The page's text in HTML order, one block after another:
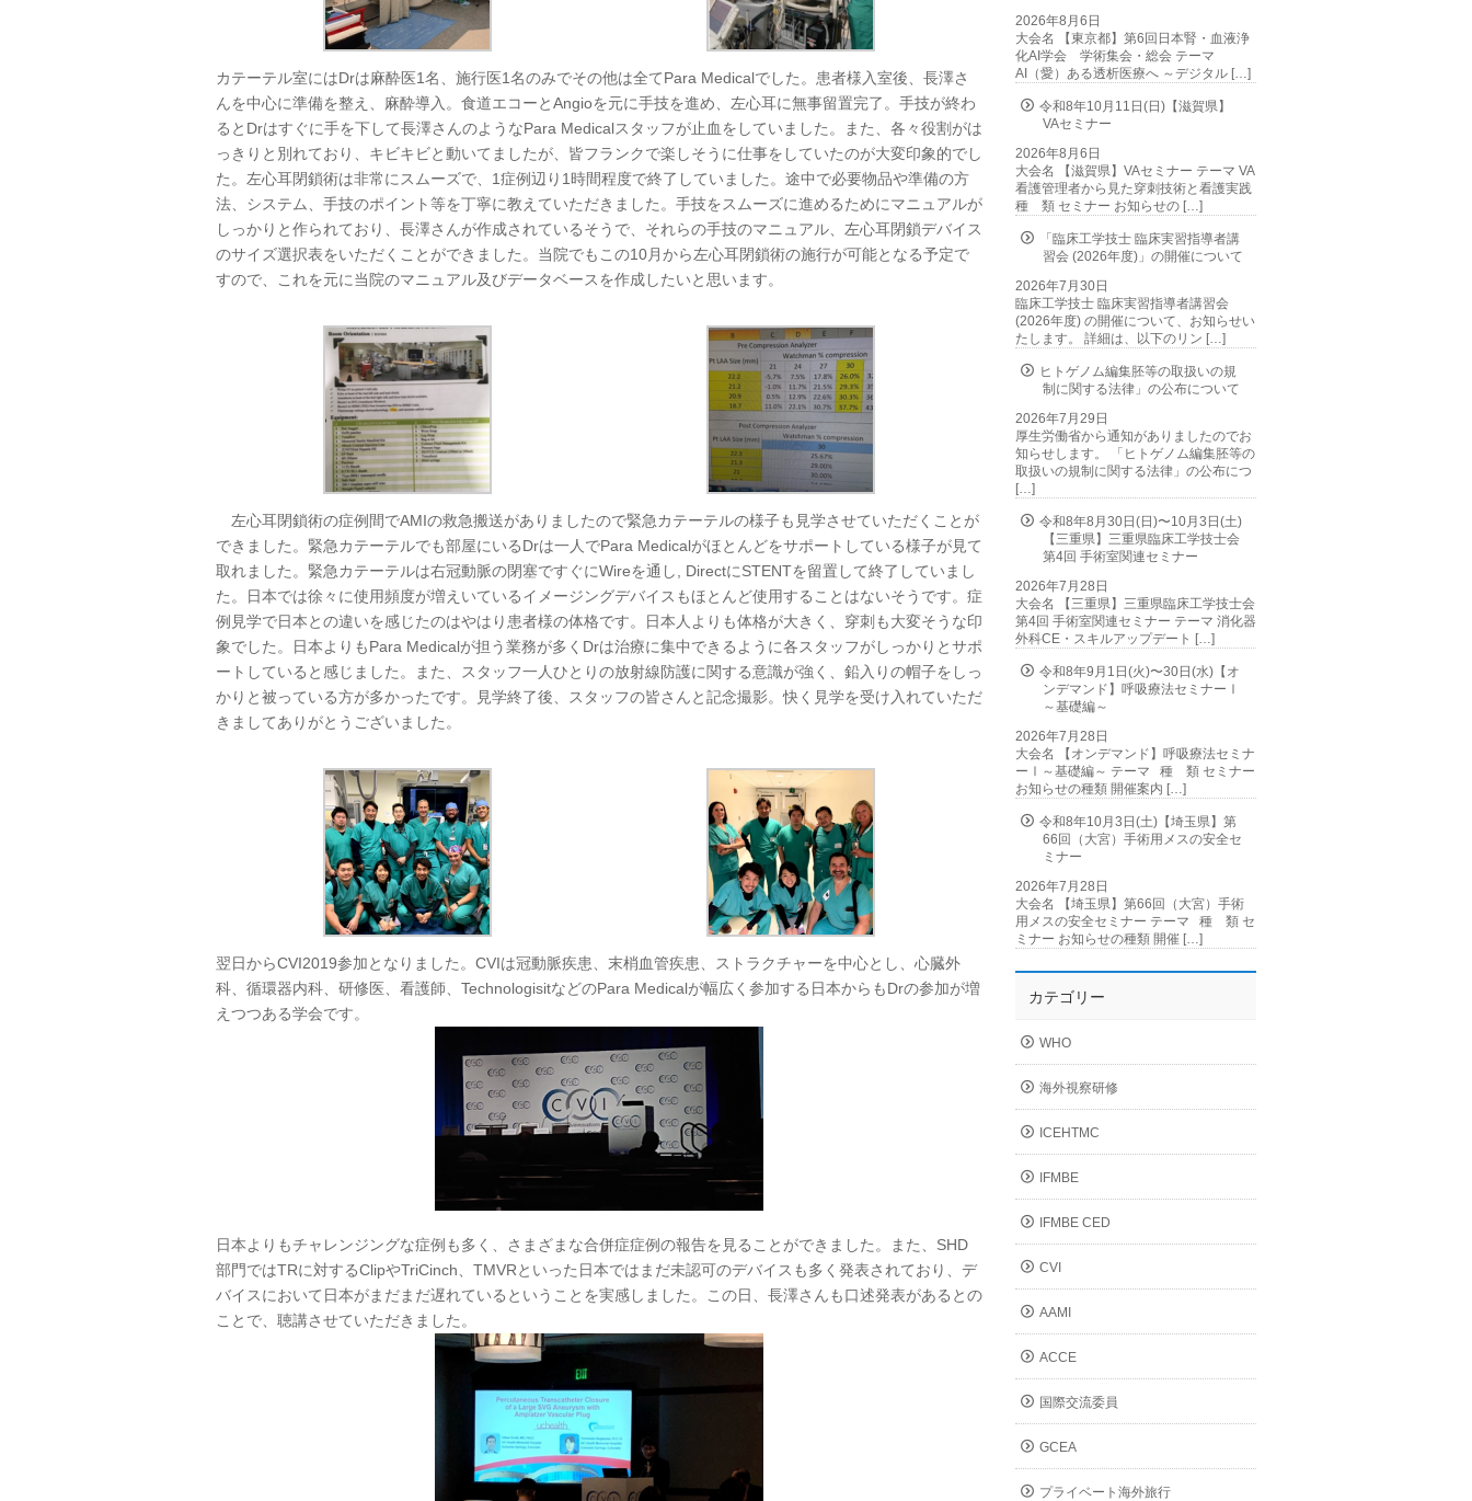
カテーテル室にはDrは麻酔医1名、施行医1名のみでその他は全てPara Medicalでした。患者様入室後、長澤さ
んを中心に準備を整え、麻酔導入。食道エコーとAngioを元に手技を進め、左心耳に無事留置完了。手技が終わ
るとDrはすぐに手を下して長澤さんのようなPara Medicalスタッフが止血をしていました。また、各々役割がは
っきりと別れており、キビキビと動いてましたが、皆フランクで楽しそうに仕事をしていたのが大変印象的でし
た。左心耳閉鎖術は非常にスムーズで、1症例辺り1時間程度で終了していました。途中で必要物品や準備の方
法、システム、手技のポイント等を丁寧に教えていただきました。手技をスムーズに進めるためにマニュアルが
しっかりと作られており、長澤さんが作成されているそうで、それらの手技のマニュアル、左心耳閉鎖デバイス
のサイズ選択表をいただくことができました。当院でもこの10月から左心耳閉鎖術の施行が可能となる予定で
すので、これを元に当院のマニュアル及びデータベースを作成したいと思います。
左心耳閉鎖術の症例間でAMIの救急搬送がありましたので緊急カテーテルの様子も見学させていただくことが
できました。緊急カテーテルでも部屋にいるDrは一人でPara Medicalがほとんどをサポートしている様子が見て
取れました。緊急カテーテルは右冠動脈の閉塞ですぐにWireを通し, DirectにSTENTを留置して終了していまし
た。日本では徐々に使用頻度が増えいているイメージングデバイスもほとんど使用することはないそうです。症
例見学で日本との違いを感じたのはやはり患者様の体格です。日本人よりも体格が大きく、穿刺も大変そうな印
象でした。日本よりもPara Medicalが担う業務が多くDrは治療に集中できるように各スタッフがしっかりとサポ
ートしていると感じました。また、スタッフ一人ひとりの放射線防護に関する意識が強く、鉛入りの帽子をしっ
かりと被っている方が多かったです。見学終了後、スタッフの皆さんと記念撮影。快く見学を受け入れていただ
きましてありがとうございました。
翌日からCVI2019参加となりました。CVIは冠動脈疾患、末梢血管疾患、ストラクチャーを中心とし、心臓外
科、循環器内科、研修医、看護師、TechnologisitなどのPara Medicalが幅広く参加する日本からもDrの参加が増
えつつある学会です。
日本よりもチャレンジングな症例も多く、さまざまな合併症症例の報告を見ることができました。また、SHD
部門ではTRに対するClipやTriCinch、TMVRといった日本ではまだ未認可のデバイスも多く発表されており、デ
バイスにおいて日本がまだまだ遅れているということを実感しました。この日、長澤さんも口述発表があるとの
ことで、聴講させていただきました。
2026年8月6日
大会名 【東京都】第6回日本腎・血液浄
化AI学会 学術集会・総会 テーマ
AI（愛）ある透析医療へ ～デジタル […]
令和8年10月11日(日)【滋賀県】
VAセミナー
2026年8月6日
大会名 【滋賀県】VAセミナー テーマ VA
看護管理者から見た穿刺技術と看護実践
種 類 セミナー お知らせの […]
「臨床工学技士 臨床実習指導者講
習会 (2026年度)」の開催について
2026年7月30日
臨床工学技士 臨床実習指導者講習会
(2026年度) の開催について、お知らせい
たします。 詳細は、以下のリン […]
ヒトゲノム編集胚等の取扱いの規
制に関する法律」の公布について
2026年7月29日
厚生労働省から通知がありましたのでお
知らせします。 「ヒトゲノム編集胚等の
取扱いの規制に関する法律」の公布につ
[…]
令和8年8月30日(日)〜10月3日(土)
【三重県】三重県臨床工学技士会
第4回 手術室関連セミナー
2026年7月28日
大会名 【三重県】三重県臨床工学技士会
第4回 手術室関連セミナー テーマ 消化器
外科CE・スキルアップデート […]
令和8年9月1日(火)〜30日(水)【オ
ンデマンド】呼吸療法セミナーⅠ
～基礎編～
2026年7月28日
大会名 【オンデマンド】呼吸療法セミナ
ーⅠ～基礎編～ テーマ 種 類 セミナー
お知らせの種類 開催案内 […]
令和8年10月3日(土)【埼玉県】第
66回（大宮）手術用メスの安全セ
ミナー
2026年7月28日
大会名 【埼玉県】第66回（大宮）手術
用メスの安全セミナー テーマ 種 類 セ
ミナー お知らせの種類 開催 […]
カテゴリー
WHO
海外視察研修
ICEHTMC
IFMBE
IFMBE CED
CVI
AAMI
ACCE
国際交流委員
GCEA
プライベート海外旅行